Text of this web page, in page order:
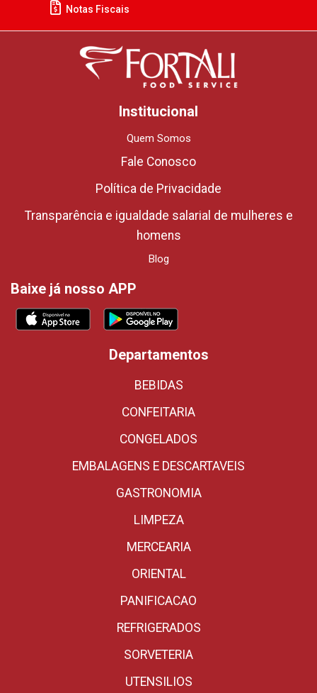
Notas Fiscais
Institucional
Quem Somos
Fale Conosco
Política de Privacidade
Transparência e igualdade salarial de mulheres e
homens
Blog
Baixe já nosso APP
Departamentos
BEBIDAS
CONFEITARIA
CONGELADOS
EMBALAGENS E DESCARTAVEIS
GASTRONOMIA
LIMPEZA
MERCEARIA
ORIENTAL
PANIFICACAO
REFRIGERADOS
SORVETERIA
UTENSILIOS